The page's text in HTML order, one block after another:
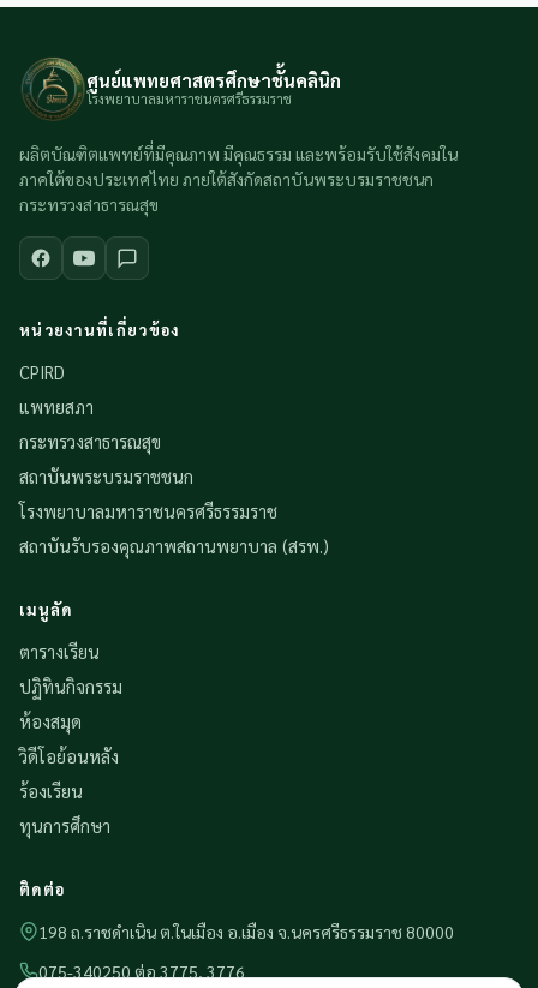
ศูนย์แพทยศาสตรศึกษาชั้นคลินิก
โรงพยาบาลมหาราชนครศรีธรรมราช
ผลิตบัณฑิตแพทย์ที่มีคุณภาพ มีคุณธรรม และพร้อมรับใช้สังคมใน
ภาคใต้ของประเทศไทย ภายใต้สังกัดสถาบันพระบรมราชชนก
กระทรวงสาธารณสุข
หน่วยงานที่เกี่ยวข้อง
CPIRD
แพทยสภา
กระทรวงสาธารณสุข
สถาบันพระบรมราชชนก
โรงพยาบาลมหาราชนครศรีธรรมราช
สถาบันรับรองคุณภาพสถานพยาบาล (สรพ.)
เมนูลัด
ตารางเรียน
ปฏิทินกิจกรรม
ห้องสมุด
วิดีโอย้อนหลัง
ร้องเรียน
ทุนการศึกษา
ติดต่อ
198 ถ.ราชดำเนิน ต.ในเมือง อ.เมือง จ.นครศรีธรรมราช 80000
075-340250 ต่อ 3775, 3776